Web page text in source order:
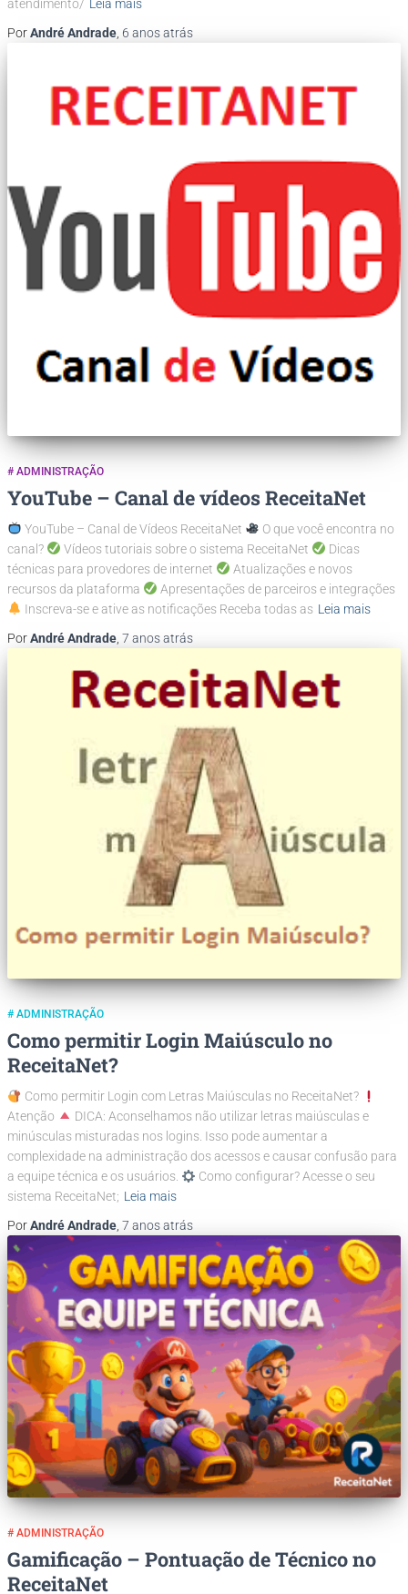
atendimento/
Leia mais
PorAndré Andrade 6 anosatrás
# ADMINISTRAÇÃO
YouTube – Canal de vídeos ReceitaNet
YouTube – Canal de Vídeos ReceitaNet
O que você encontra no
canal?
Vídeos tutoriais sobre o sistema ReceitaNet
Dicas
técnicas para provedores de internet
Atualizações e novos
recursos da plataforma
Apresentações de parceiros e integrações
Inscreva-se e ative as notificações Receba todas as Leia mais
PorAndré Andrade 7 anosatrás
# ADMINISTRAÇÃO
Como permitir Login Maiúsculo no
ReceitaNet?
Como permitir Login com Letras Maiúsculas no ReceitaNet?
Atenção
DICA: Aconselhamos não utilizar letras maiúsculas e
minúsculas misturadas nos logins. Isso pode aumentar a
complexidade na administração dos acessos e causar confusão para
a equipe técnica e os usuários.
Como configurar? Acesse o seu
sistema ReceitaNet; Leia mais
PorAndré Andrade, 7 anosatrás
# ADMINISTRAÇÃO
Gamificação – Pontuação de Técnico no
ReceitaNet